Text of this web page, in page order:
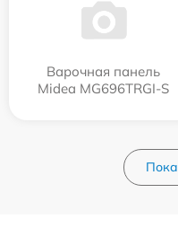
Варочная панель
Midea MG696TRGI-S